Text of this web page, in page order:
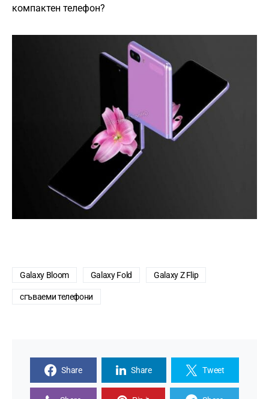
компактен телефон?
Galaxy Bloom Galaxy Fold Galaxy Z Flip
сгъваеми телефони
Share Share Tweet